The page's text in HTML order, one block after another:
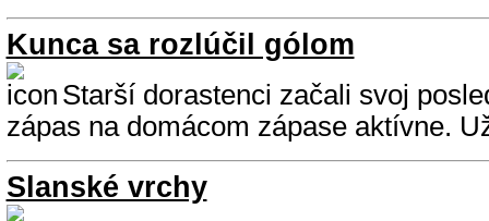
Kunca sa rozlúčil gólom
Starší dorastenci začali svoj
zápas na domácom zápase aktívne.
Slanské vrchy